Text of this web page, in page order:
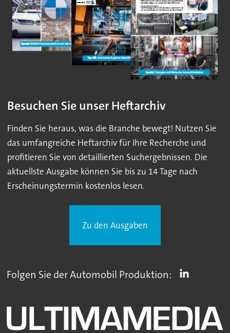
Besuchen Sie unser Heftarchiv
Finden Sie heraus, was die Branche bewegt! Nutzen Sie
das umfangreiche Heftarchiv für Ihre Recherche und
profitieren Sie von detaillierten Suchergebnissen. Die
aktuellste Ausgabe können Sie bis zu 14 Tage nach
Erscheinungstermin kostenlos lesen.
Zu den Ausgaben
Folgen Sie der Automobil Produktion: